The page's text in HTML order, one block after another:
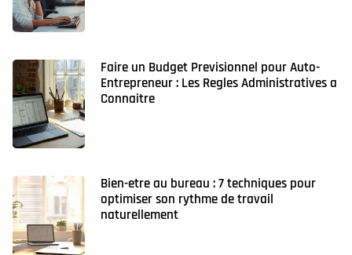
Faire un Budget Previsionnel pour Auto-
Entrepreneur : Les Regles Administratives a
Connaitre
Bien-etre au bureau : 7 techniques pour
optimiser son rythme de travail
naturellement